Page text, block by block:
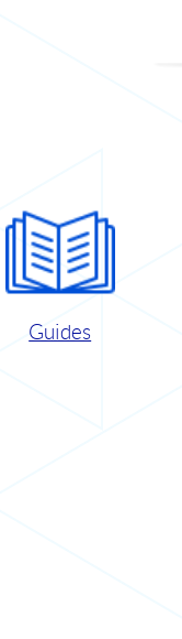
Guides